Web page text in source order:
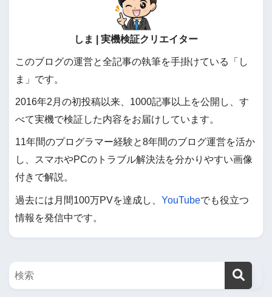
しま | 実機検証クリエイター
このブログの運営と全記事の執筆を手掛けている「し
ま」です。
2016年2月の初投稿以来、1000記事以上を公開し、す
べて実機で検証した内容をお届けしています。
11年間のプログラマー経験と8年間のブログ運営を活か
し、スマホやPCのトラブル解決法を分かりやすい画像
付きで解説。
過去には月間100万PVを達成し、 YouTubeでも役立つ
情報を発信中です。